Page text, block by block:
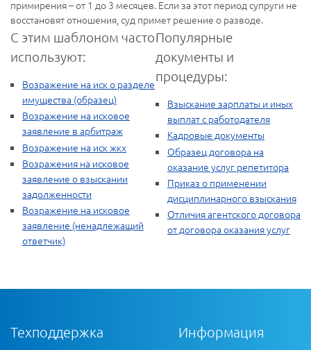
примирения – от 1 до 3 месяцев. Если за этот период супруги не
восстановят отношения, суд примет решение о разводе.
С этим шаблоном часто
используют:
Возражение на иск о разделе
имущества (образец)
Возражение на исковое
заявление в арбитраж
Возражение на иск жкх
Возражения на исковое
заявление о взыскании
задолженности
Возражение на исковое
заявление (ненадлежащий
ответчик)
Популярные
документы и
процедуры:
Взыскание зарплаты и иных
выплат с работодателя
Кадровые документы
Образец договора на
оказание услуг репетитора
Приказ о применении
дисциплинарного взыскания
Отличия агентского договора
от договора оказания услуг
Техподдержка Информация